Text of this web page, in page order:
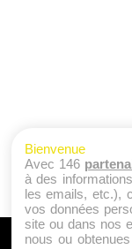
Bienvenue
Avec 146
à des
les emails, etc.),
vos données
site ou dans nos
nous ou